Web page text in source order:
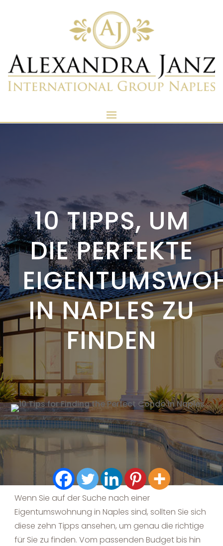
10 TIPPS, UM
DIE PERFEKTE
IN NAPLES ZU
FINDEN
Wenn Sie auf der Suche nach einer
Eigentumswohnung in Naples sind, sollten Sie sich
diese zehn Tipps ansehen, um genau die richtige
für Sie zu finden. Vom passenden Budget bis hin